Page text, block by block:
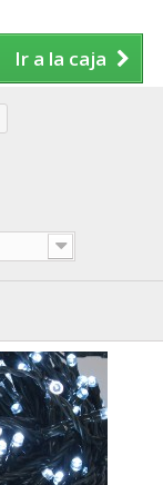
Ir a la caja